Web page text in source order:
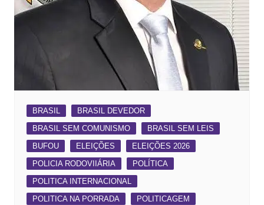
BRASIL
BRASIL DEVEDOR
BRASIL SEM COMUNISMO
BRASIL SEM LEIS
BUFOU
ELEIÇÕES
ELEIÇÕES 2026
POLICIA RODOVIIÁRIA
POLÍTICA
POLITICA INTERNACIONAL
POLITICA NA PORRADA
POLITICAGEM